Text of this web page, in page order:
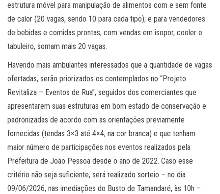
estrutura móvel para manipulação de alimentos com e sem fonte
de calor (20 vagas, sendo 10 para cada tipo); e para vendedores
de bebidas e comidas prontas, com vendas em isopor, cooler e
tabuleiro, somam mais 20 vagas.
Havendo mais ambulantes interessados que a quantidade de vagas
ofertadas, serão priorizados os contemplados no “Projeto
Revitaliza – Eventos de Rua”, seguidos dos comerciantes que
apresentarem suas estruturas em bom estado de conservação e
padronizadas de acordo com as orientações previamente
fornecidas (tendas 3×3 até 4×4, na cor branca) e que tenham
maior número de participações nos eventos realizados pela
Prefeitura de João Pessoa desde o ano de 2022. Caso esse
critério não seja suficiente, será realizado sorteio – no dia
09/06/2026, nas imediações do Busto de Tamandaré, às 10h –